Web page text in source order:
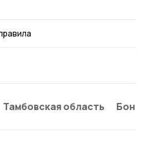
Тамбовская область